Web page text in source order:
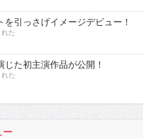
引っさげイメージデビュー！
た
た初主演作品が公開！
た
ー